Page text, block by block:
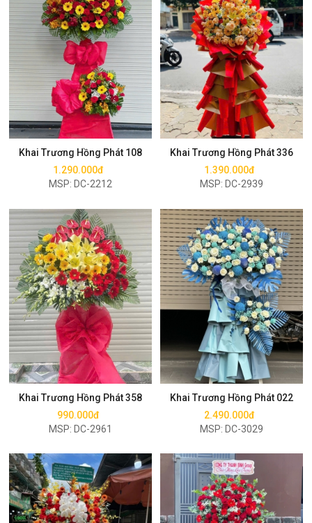
Khai Trương Hồng Phát 108
1.290.000đ
MSP: DC-2212
Mua ngay
Khai Trương Hồng Phát 336
1.390.000đ
MSP: DC-2939
Mua ngay
Khai Trương Hồng Phát 358
990.000đ
MSP: DC-2961
Mua ngay
Khai Trương Hồng Phát 022
2.490.000đ
MSP: DC-3029
Mua ngay